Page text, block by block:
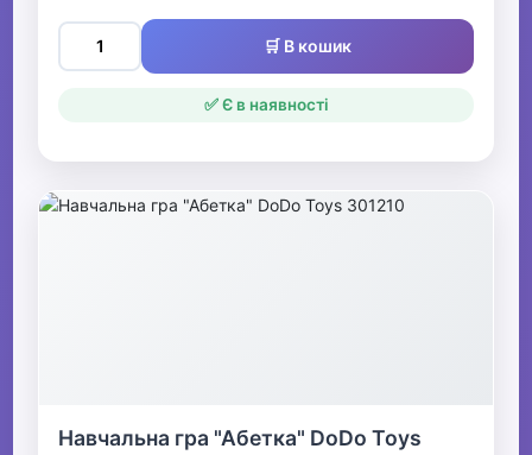
🛒 В кошик
✅ Є в наявності
Навчальна гра "Абетка" DoDo Toys